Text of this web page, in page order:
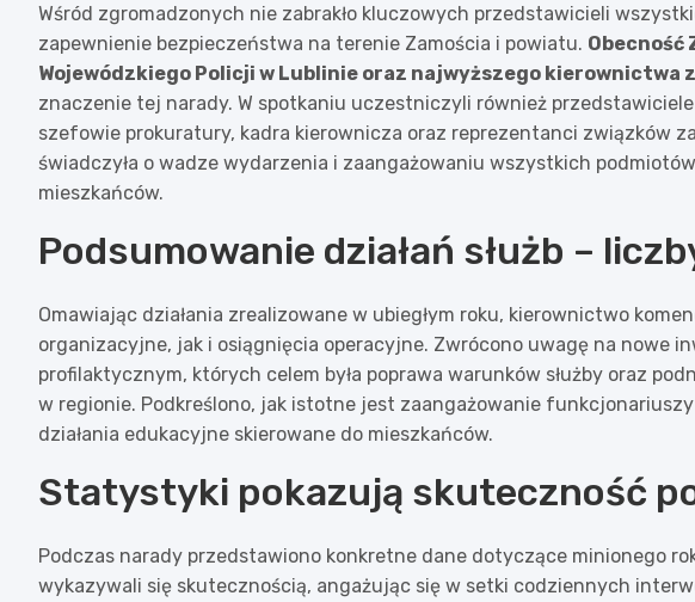
Wśród zgromadzonych nie zabrakło kluczowych przedstawicieli
zapewnienie bezpieczeństwa na terenie Zamościa i powiatu. Obecność
Wojewódzkiego Policji w Lublinie oraz najwyższego kierownictwa
znaczenie tej narady. W spotkaniu uczestniczyli również
szefowie prokuratury, kadra kierownicza oraz reprezentanci związków
świadczyła o wadze wydarzenia i zaangażowaniu wszystkich
mieszkańców.
Podsumowanie działań służb –
Omawiając działania zrealizowane w ubiegłym roku, kierownictwo
organizacyjne, jak i osiągnięcia operacyjne. Zwrócono uwagę na nowe
profilaktycznym, których celem była poprawa warunków służby oraz
w regionie. Podkreślono, jak istotne jest zaangażowanie
działania edukacyjne skierowane do mieszkańców.
Statystyki pokazują skuteczność
Podczas narady przedstawiono konkretne dane dotyczące minionego
wykazywali się skutecznością, angażując się w setki codziennych